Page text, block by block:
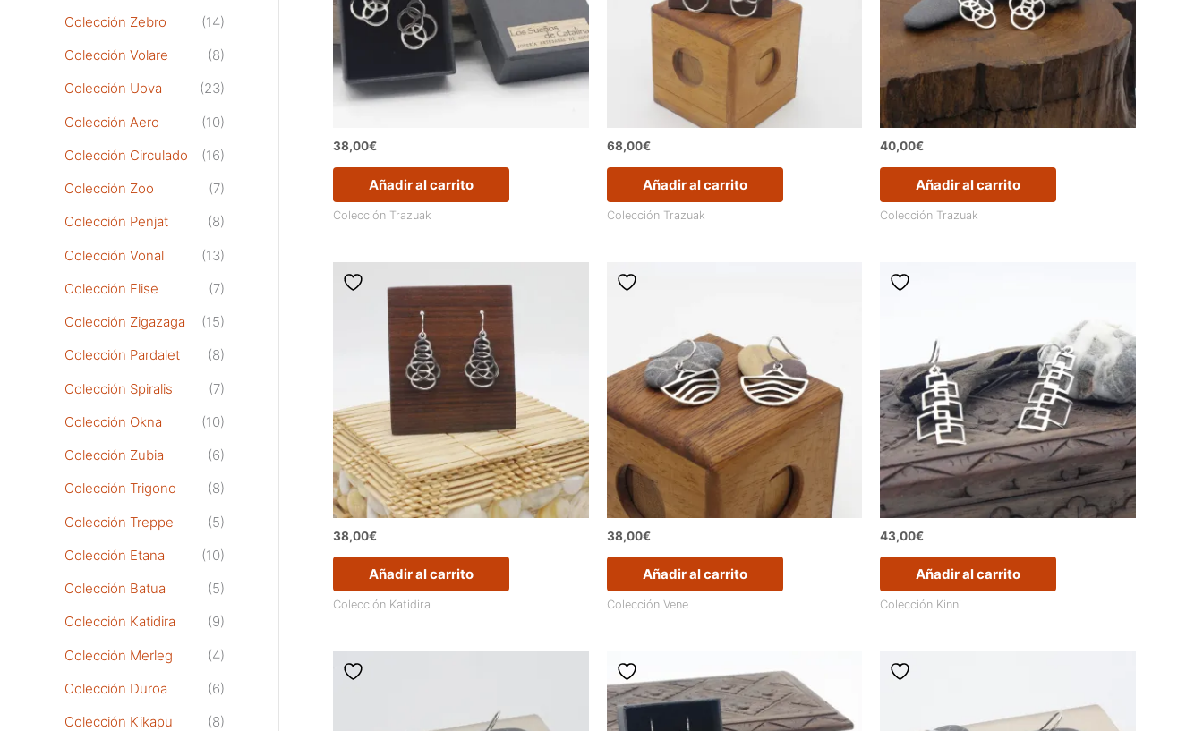
Colección Zebro
(14)
Colección Volare
(8)
Colección Uova
(23)
Colección Aero
(10)
Colección Circulado
(16)
Colección Zoo
(7)
Colección Penjat
(8)
Colección Vonal
(13)
Colección Flise
(7)
Colección Zigazaga
(15)
Colección Pardalet
(8)
Colección Spiralis
(7)
Colección Okna
(10)
Colección Zubia
(6)
Colección Trigono
(8)
Colección Treppe
(5)
Colección Etana
(10)
Colección Batua
(5)
Colección Katidira
(9)
Colección Merleg
(4)
Colección Duroa
(6)
Colección Kikapu
(8)
38,00€
Añadir al carrito
Colección Trazuak
68,00€
Añadir al carrito
Colección Trazuak
40,00€
Añadir al carrito
Colección Trazuak
38,00€
Añadir al carrito
Colección Katidira
38,00€
Añadir al carrito
Colección Vene
43,00€
Añadir al carrito
Colección Kinni